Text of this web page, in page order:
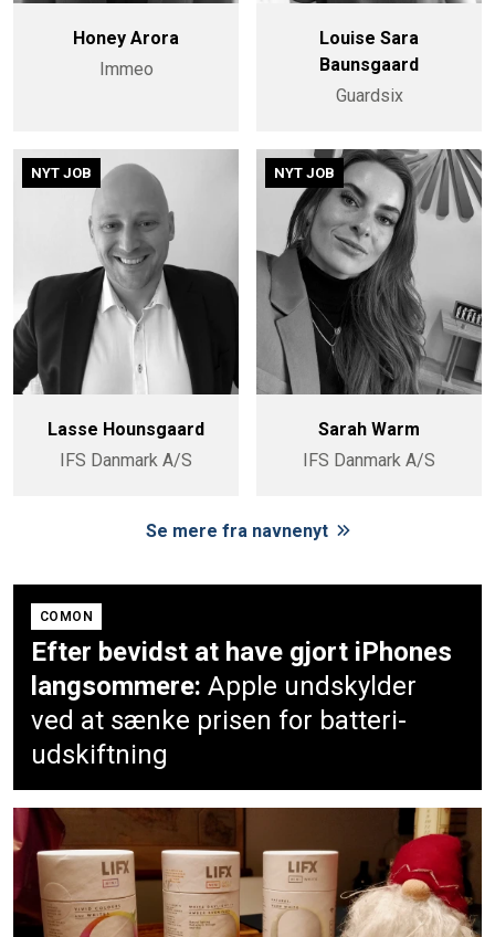
Honey Arora
Immeo
Louise Sara
Baunsgaard
Guardsix
NYT JOB
Lasse Hounsgaard
IFS Danmark A/S
NYT JOB
Sarah Warm
IFS Danmark A/S
Se mere fra navnenyt
COMON
Efter bevidst at have gjort iPhones
langsommere: Apple undskylder
ved at sænke prisen for batteri-
udskiftning